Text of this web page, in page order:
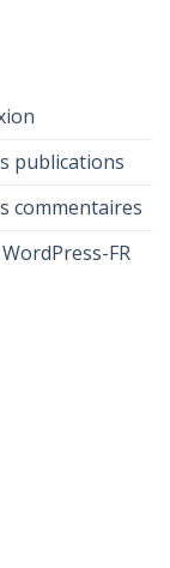
publications
commentaires
FR